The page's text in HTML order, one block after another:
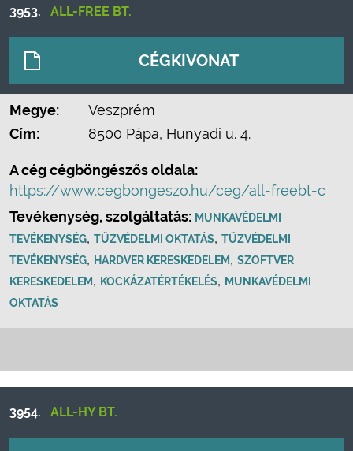
3953. ALL-FREE BT.
CÉGKIVONAT
Megye:
Veszprém
Cím:
8500 Pápa, Hunyadi u. 4.
A cég cégböngészős oldala:
https://www.cegbongeszo.hu/ceg/all-freebt-c
Tevékenység, szolgáltatás: MUNKAVÉDELMI
TEVÉKENYSÉG, TŰZVÉDELMI OKTATÁS, TŰZVÉDELMI
TEVÉKENYSÉG, HARDVER KERESKEDELEM, SZOFTVER
KERESKEDELEM, KOCKÁZATÉRTÉKELÉS, MUNKAVÉDELMI
OKTATÁS
3954. ALL-HY BT.